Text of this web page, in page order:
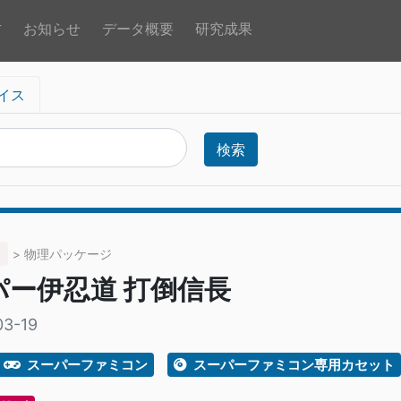
お知らせ データ概要 研究成果
ス
検索
> 物理パッケージ
ー伊忍道 打倒信長
19
スーパーファミコン スーパーファミコン専用カセット